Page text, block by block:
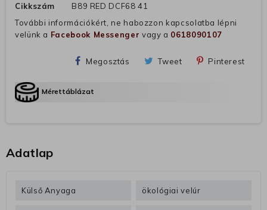
Cikkszám
B89 RED DCF68 41
További információkért, ne habozzon kapcsolatba lépni
velünk a Facebook Messenger vagy a 0618090107
Megosztás Tweet Pinterest
Mérettáblázat
Adatlap
Külső Anyaga ökológiai velúr